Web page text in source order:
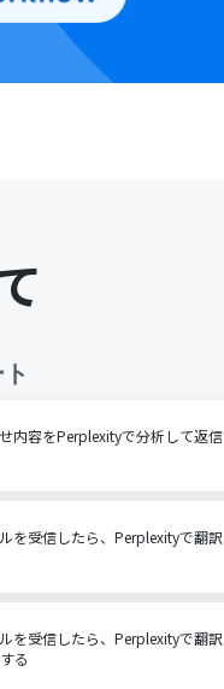
内容をPerplexityで分析して返信
を受信したら、Perplexityで翻訳
を受信したら、Perplexityで翻訳
る